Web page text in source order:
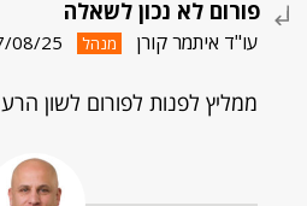
פורום לא נכון לשאלה
עו"ד איתמר קורן מנהל 08/25
ממליץ לפנות לפורום לשון